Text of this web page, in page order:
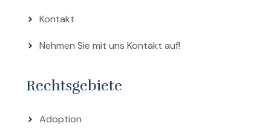
Kontakt
Nehmen Sie mit uns Kontakt auf!
Rechtsgebiete
Adoption